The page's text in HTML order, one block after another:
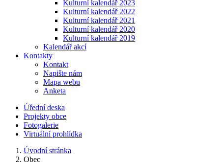
Kulturní kalendář 2023
Kulturní kalendář 2022
Kulturní kalendář 2021
Kulturní kalendář 2020
Kulturní kalendář 2019
Kalendář akcí
Kontakty
Kontakt
Napište nám
Mapa webu
Anketa
Úřední deska
Projekty obce
Fotogalerie
Virtuální prohlídka
Úvodní stránka
Obec